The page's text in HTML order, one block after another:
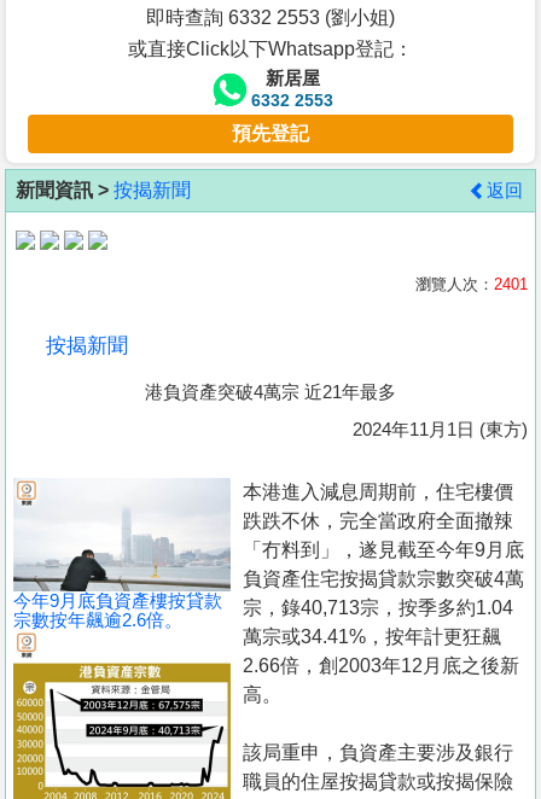
客
地
產
手
冊
關
於
我
們
即時查詢 6332 2553 (劉小姐)
或直接Click以下Whatsapp登記：
新居屋
6332 2553
預先登記
新聞資訊 > 按揭新聞 返回
瀏覽人次： 2401
按揭新聞
港負資產突破4萬宗 近21年最多
2024年11月1日 (東方)
今年9月底負資產樓按貸款
宗數按年飆逾2.6倍。
本港進入減息周期前，住宅樓價
跌跌不休，完全當政府全面撤辣
「冇料到」，遂見截至今年9月底
負資產住宅按揭貸款宗數突破4萬
宗，錄40,713宗，按季多約1.04
萬宗或34.41%，按年計更狂飆
2.66倍，創2003年12月底之後新
高。
該局重申，負資產主要涉及銀行
職員的住屋按揭貸款或按揭保險